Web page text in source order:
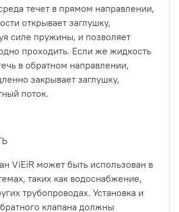
течет в прямом направлении,
открывает заглушку,
силе пружины, и позволяет
проходить. Если же жидкость
в обратном направлении,
закрывает заглушку,
поток.
ViEiR может быть использован в
таких как водоснабжение,
трубопроводах. Установка и
клапана должны